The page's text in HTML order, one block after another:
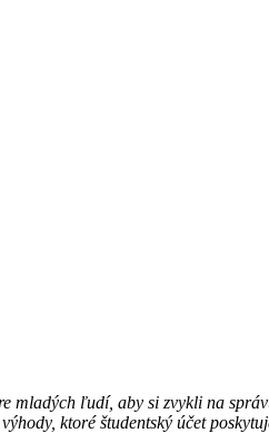
mladých ľudí, aby si zvykli na
ktoré študentský účet